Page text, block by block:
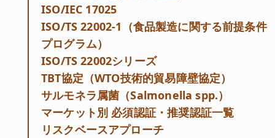
ISO/IEC 17025
ISO/TS 22002-1（食品製造に関する前提条件
プログラム）
ISO/TS 22002シリーズ
TBT協定（WTO技術的貿易障壁協定）
サルモネラ属菌（Salmonella spp.）
マーケット別 必須認証・推奨認証一覧
リスクベースアプローチ